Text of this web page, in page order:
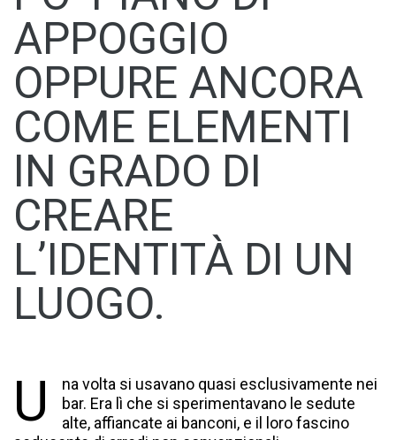
APPOGGIO
OPPURE ANCORA
COME ELEMENTI
IN GRADO DI
CREARE
L’IDENTITÀ DI UN
LUOGO.
U
na volta si usavano quasi esclusivamente nei
bar. Era lì che si sperimentavano le sedute
alte, affiancate ai banconi, e il loro fascino